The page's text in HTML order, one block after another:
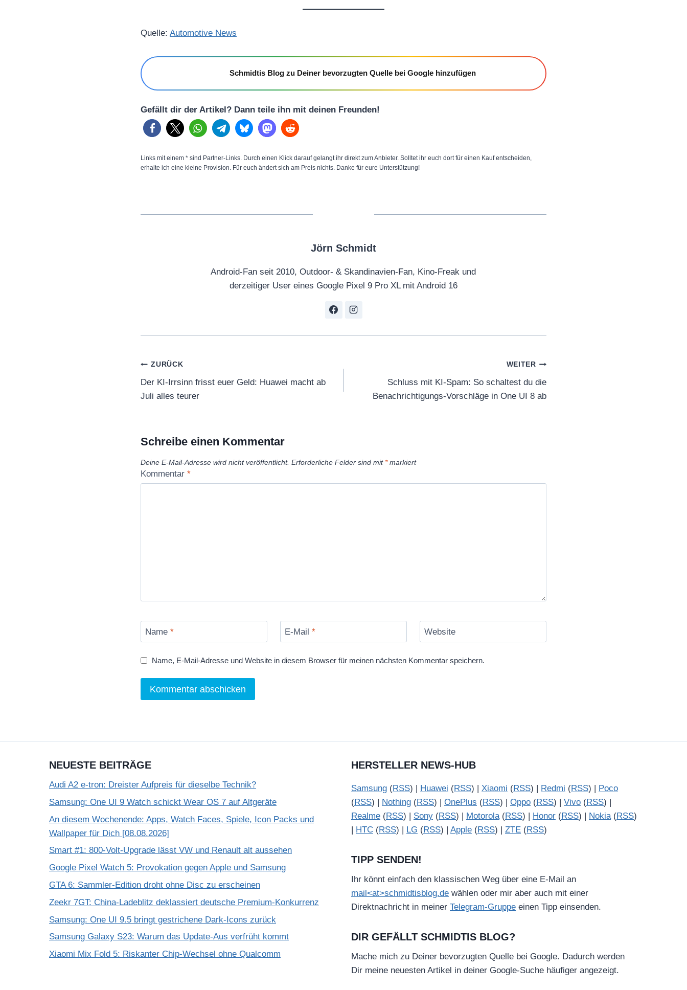
Quelle: Automotive News
Schmidtis Blog zu Deiner bevorzugten Quelle bei Google hinzufügen
Gefällt dir der Artikel? Dann teile ihn mit deinen Freunden!
Links mit einem * sind Partner-Links. Durch einen Klick darauf gelangt ihr direkt zum Anbieter. Solltet ihr euch dort für einen Kauf entscheiden,
erhalte ich eine kleine Provision. Für euch ändert sich am Preis nichts. Danke für eure Unterstützung!
Jörn Schmidt
Android-Fan seit 2010, Outdoor- & Skandinavien-Fan, Kino-Freak und
derzeitiger User eines Google Pixel 9 Pro XL mit Android 16
Beitragsnavigation
ZURÜCK
Der KI-Irrsinn frisst euer Geld: Huawei macht ab
Juli alles teurer
WEITER
Schluss mit KI-Spam: So schaltest du die
Benachrichtigungs-Vorschläge in One UI 8 ab
Schreibe einen Kommentar
Deine E-Mail-Adresse wird nicht veröffentlicht. Erforderliche Felder sind mit *markiert
Kommentar *
Name * E-Mail * Website
Name, E-Mail-Adresse und Website in diesem Browser für meinen nächsten Kommentar speichern.
NEUESTE BEITRÄGE
Audi A2 e-tron: Dreister Aufpreis für dieselbe Technik?
Samsung: One UI 9 Watch schickt Wear OS 7 auf Altgeräte
An diesem Wochenende: Apps, Watch Faces, Spiele, Icon Packs und
Wallpaper für Dich [08.08.2026]
Smart #1: 800-Volt-Upgrade lässt VW und Renault alt aussehen
Google Pixel Watch 5: Provokation gegen Apple und Samsung
GTA 6: Sammler-Edition droht ohne Disc zu erscheinen
Zeekr 7GT: China-Ladeblitz deklassiert deutsche Premium-Konkurrenz
Samsung: One UI 9.5 bringt gestrichene Dark-Icons zurück
Samsung Galaxy S23: Warum das Update-Aus verfrüht kommt
Xiaomi Mix Fold 5: Riskanter Chip-Wechsel ohne Qualcomm
HERSTELLER NEWS-HUB
Samsung (RSS) | Huawei (RSS) | Xiaomi (RSS) | Redmi (RSS) | Poco
(RSS) | Nothing (RSS) | OnePlus (RSS) | Oppo (RSS) | Vivo (RSS) |
Realme (RSS) | Sony (RSS) | Motorola(RSS) | Honor (RSS) | Nokia(RSS)
| HTC (RSS) | LG (RSS) | Apple (RSS) | ZTE (RSS)
TIPP SENDEN!
Ihr könnt einfach den klassischen Weg über eine E-Mail an
mail<at>schmidtisblog.de wählen oder mir aber auch mit einer
Direktnachricht in meiner Telegram-Gruppe einen Tipp einsenden.
DIR GEFÄLLT SCHMIDTIS BLOG?
Mache mich zu Deiner bevorzugten Quelle bei Google. Dadurch werden
Dir meine neuesten Artikel in deiner Google-Suche häufiger angezeigt.